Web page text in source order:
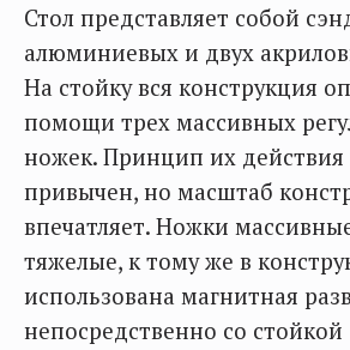
Стол представляет собой
алюминиевых и двух
На стойку вся конструкция
помощи трех массивных
ножек. Принцип их действия
привычен, но масштаб
впечатляет. Ножки
тяжелые, к тому же в
использована магнитная
непосредственно со стойкой